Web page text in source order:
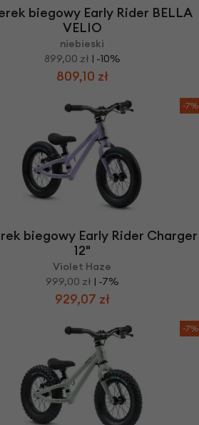
biegowy Early Rider BELLA
VELIO
niebieski
899,00 zł | -10%
809,10 zł
-7%
biegowy Early Rider Charger
12"
Violet Haze
999,00 zł | -7%
929,07 zł
-7%